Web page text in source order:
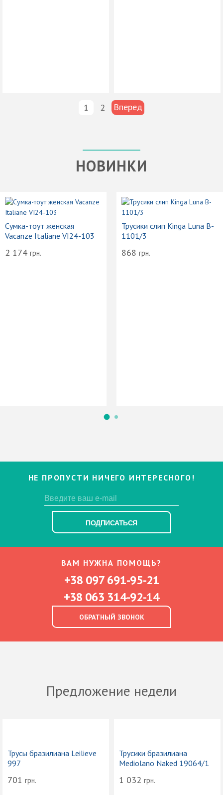
1 2 Вперед
НОВИНКИ
женская
Italiane VI24-103
грн.
Трусики слип Kinga Luna B-
грн.
НЕ ПРОПУСТИ НИЧЕГО ИНТЕРЕСНОГО!
ПОДПИСАТЬСЯ
ВАМ НУЖНА ПОМОЩЬ?
+38 097 691-95-21
+38 063 314-92-14
ОБРАТНЫЙ ЗВОНОК
Предложение недели
Трусы бразилиана Leilieve
997
701 грн.
Трусики бразилиана
Mediolano Naked 19064/1
1 032 грн.